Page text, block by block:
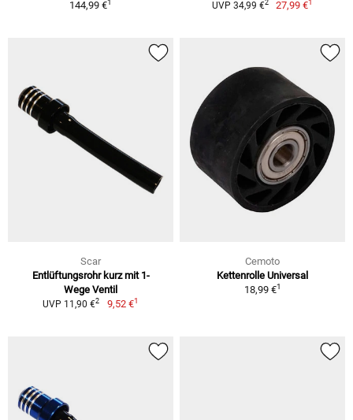
144,99 €1 UVP 34,99 €2 27,99 €1
Scar
Entlüftungsrohr kurz mit 1-
Wege Ventil
UVP 11,90 €2 9,52 €1
Cemoto
Kettenrolle Universal
18,99 €1